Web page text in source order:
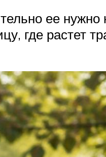
ее нужно
где растет